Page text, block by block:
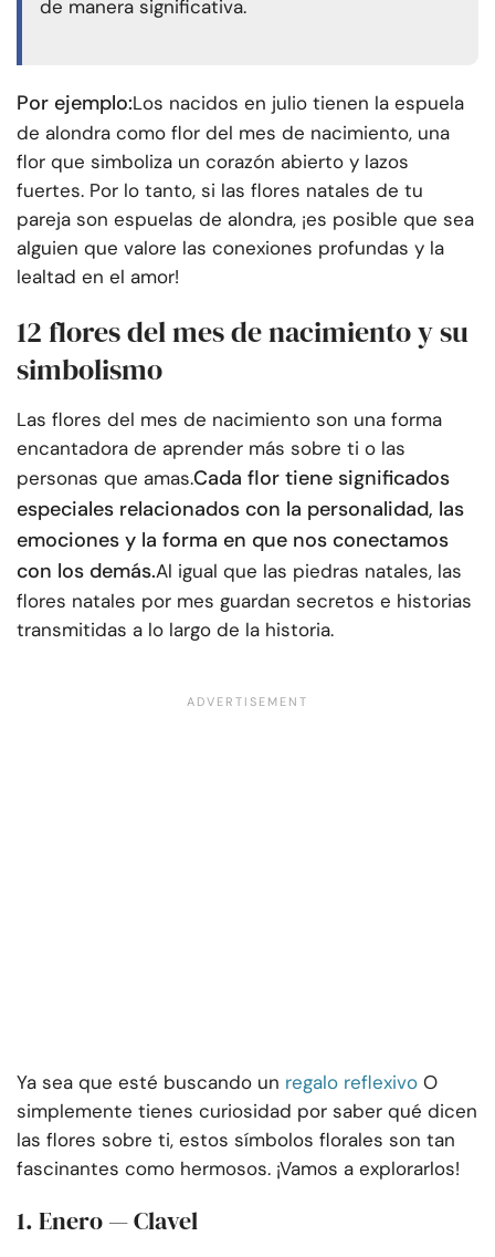
de manera significativa.
Por ejemplo:Los nacidos en julio tienen la espuela
de alondra como flor del mes de nacimiento, una
flor que simboliza un corazón abierto y lazos
fuertes. Por lo tanto, si las flores natales de tu
pareja son espuelas de alondra, ¡es posible que sea
alguien que valore las conexiones profundas y la
lealtad en el amor!
12 flores del mes de nacimiento y su
simbolismo
Las flores del mes de nacimiento son una forma
encantadora de aprender más sobre ti o las
personas que amas.Cada flor tiene significados
especiales relacionados con la personalidad, las
emociones y la forma en que nos conectamos
con los demás.Al igual que las piedras natales, las
flores natales por mes guardan secretos e historias
transmitidas a lo largo de la historia.
Ya sea que esté buscando un regalo reflexivo O
simplemente tienes curiosidad por saber qué dicen
las flores sobre ti, estos símbolos florales son tan
fascinantes como hermosos. ¡Vamos a explorarlos!
1. Enero — Clavel